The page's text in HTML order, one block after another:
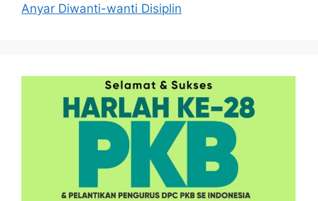
Anyar Diwanti-wanti Disiplin